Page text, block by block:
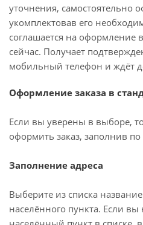
уточнения, самостоятельно
укомплектовав его
соглашается на оформление
сейчас. Получает
мобильный телефон и ждёт
Оформление заказа в
Если вы уверены в выборе,
оформить заказ, заполнив
Заполнение адреса
Выберите из списка
населённого пункта. Если